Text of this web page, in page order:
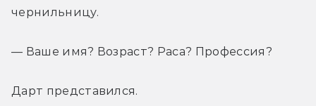
чернильницу.
— Ваше имя? Возраст? Раса? Профессия?
Дарт представился.